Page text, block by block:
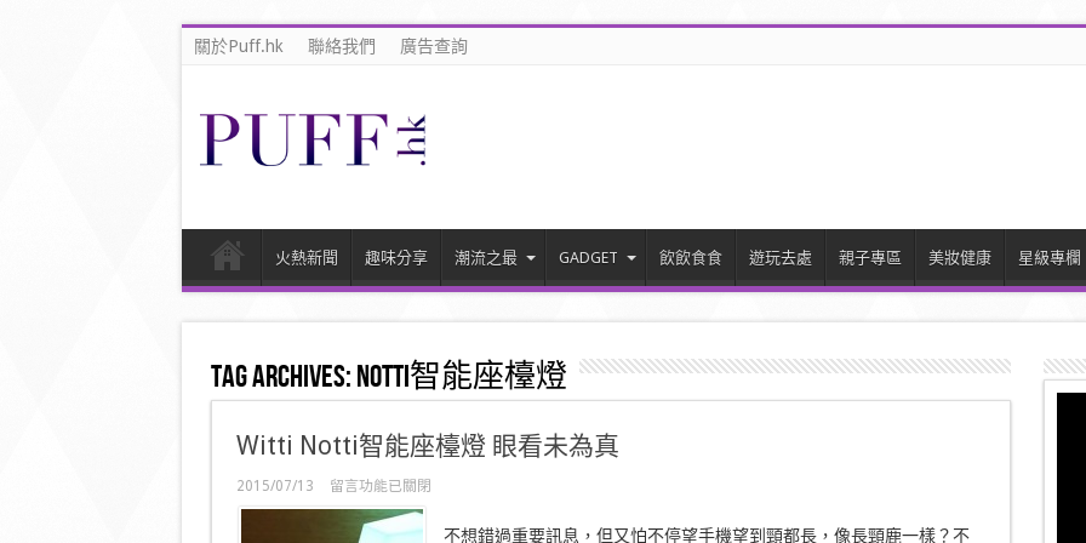
關於Puff.hk 聯絡我們 廣告查詢
火熱新聞 趣味分享 潮流之最 GADGET 飲飲食食 遊玩去處 親子專區 美妝健康 星級專欄
Tag Archives:notti智能座檯燈
Witti Notti智能座檯燈 眼看未為真
2015/07/13
在
〈Witti
留言功能已關閉
不想錯過重要訊息，但又怕不停望手機望到頸都長，像長頸鹿一樣？不